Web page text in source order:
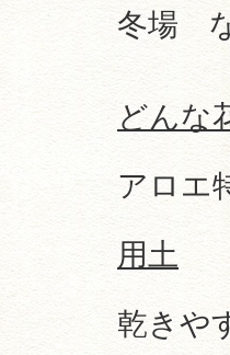
冬場
どんな
アロエ
用土
乾きや